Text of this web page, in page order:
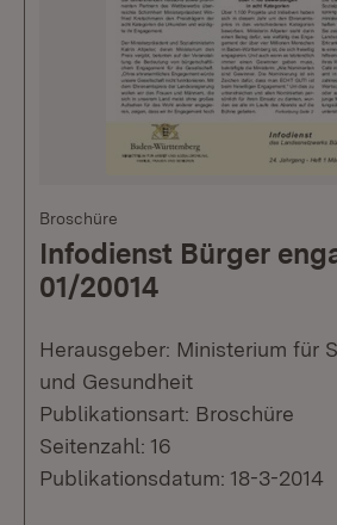
Broschüre
Infodienst Bürger
01/20014
Herausgeber: Ministerium für
und Gesundheit
Publikationsart: Broschüre
Seitenzahl: 16
Publikationsdatum: 18-3-2014